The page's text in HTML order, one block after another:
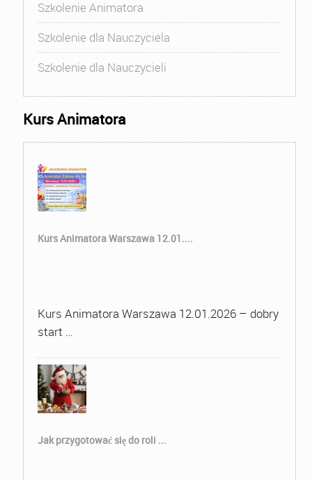
Szkolenie Animatora
Szkolenie dla Nauczyciela
Szkolenie dla Nauczycieli
Kurs Animatora
Kurs Animatora Warszawa 12.01....
Kurs Animatora Warszawa 12.01.2026 – dobry
start …
Jak przygotować się do roli ...